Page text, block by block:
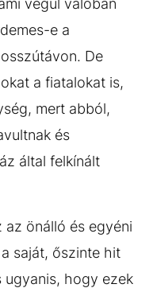
e a
De
a fiatalokat is,
mert abból,
és
által felkínált
az önálló és egyéni
saját, őszinte hit
ugyanis, hogy ezek